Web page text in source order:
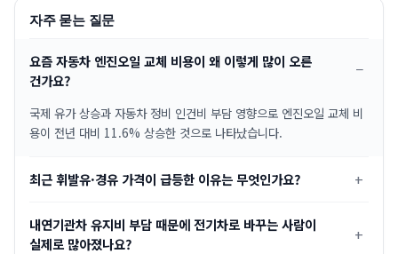
자주 묻는 질문
요즘 자동차 엔진오일 교체 비용이 왜 이렇게 많이 오른
건가요?
국제 유가 상승과 자동차 정비 인건비 부담 영향으로 엔진오일 교체 비
용이 전년 대비 11.6% 상승한 것으로 나타났습니다.
최근 휘발유·경유 가격이 급등한 이유는 무엇인가요?
내연기관차 유지비 부담 때문에 전기차로 바꾸는 사람이
실제로 많아졌나요?